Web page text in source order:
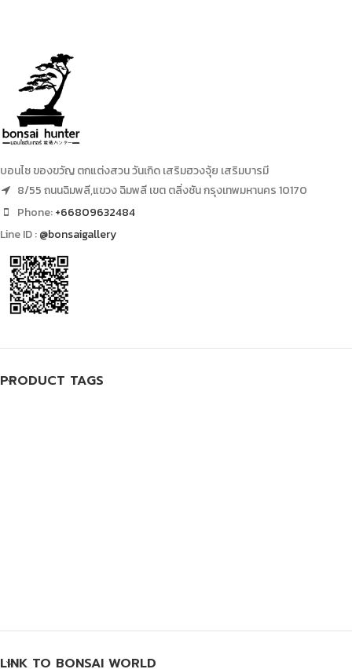
บอนไซ ของขวัญ ตกแต่งสวน วันเกิด เสริมฮวงจุ้ย เสริมบารมี
8/55 ถนนฉิมพลี,แขวง ฉิมพลี เขต ตลิ่งชัน กรุงเทพมหานคร 10170
Phone:+66809632484
Line ID :@bonsaigallery
PRODUCT TAGS
LINK TO BONSAI WORLD